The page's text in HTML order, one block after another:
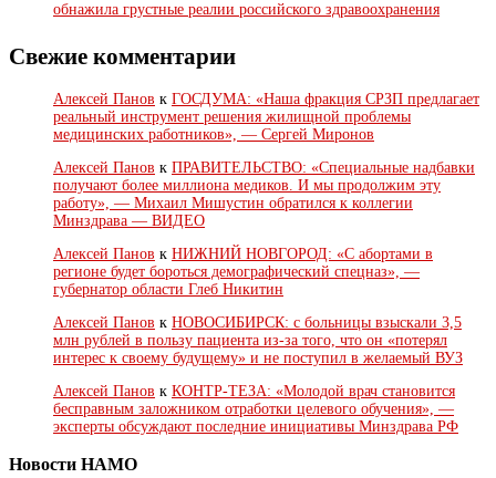
обнажила грустные реалии российского здравоохранения
Свежие комментарии
Алексей Панов к ГОСДУМА: «Наша фракция СРЗП предлагает
реальный инструмент решения жилищной проблемы
медицинских работников», — Сергей Миронов
Алексей Панов к ПРАВИТЕЛЬСТВО: «Специальные надбавки
получают более миллиона медиков. И мы продолжим эту
работу», — Михаил Мишустин обратился к коллегии
Минздрава — ВИДЕО
Алексей Панов к НИЖНИЙ НОВГОРОД: «С абортами в
регионе будет бороться демографический спецназ», —
губернатор области Глеб Никитин
Алексей Панов к НОВОСИБИРСК: с больницы взыскали 3,5
млн рублей в пользу пациента из-за того, что он «потерял
интерес к своему будущему» и не поступил в желаемый ВУЗ
Алексей Панов к КОНТР-ТЕЗА: «Молодой врач становится
бесправным заложником отработки целевого обучения», —
эксперты обсуждают последние инициативы Минздрава РФ
Новости НАМО